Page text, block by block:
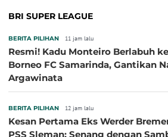
BRI SUPER LEAGUE
BERITA PILIHAN 11 jam lalu
Resmi! Kadu Monteiro Berlabuh ke
Borneo FC Samarinda, Gantikan
Argawinata
BERITA PILIHAN 12 jam lalu
Kesan Pertama Eks Werder
PSS Sleman: Senang dengan